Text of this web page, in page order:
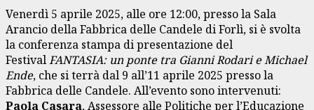
Venerdì 5 aprile 2025, alle ore 12:00, presso la Sala
Arancio della Fabbrica delle Candele di Forlì, si è svolta
la conferenza stampa di presentazione del
FestivalFANTASIA: un ponte tra Gianni Rodari e Michael
Ende, che si terrà dal 9 all’11 aprile 2025 presso la
Fabbrica delle Candele. All’evento sono intervenuti:
Paola Casara, Assessore alle Politiche per l’Educazione